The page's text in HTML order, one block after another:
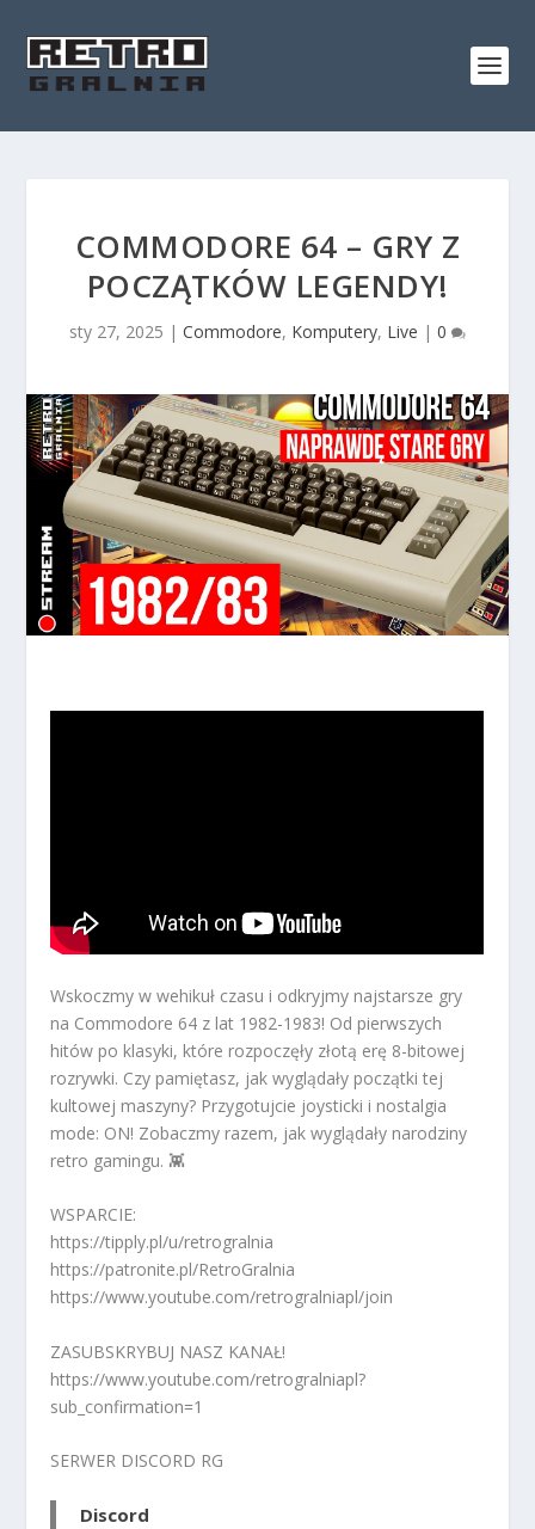
COMMODORE 64 – GRY Z
POCZĄTKÓW LEGENDY!
sty 27, 2025 | Commodore, Komputery, Live | 0
Wskoczmy w wehikuł czasu i odkryjmy najstarsze gry
na Commodore 64 z lat 1982-1983! Od pierwszych
hitów po klasyki, które rozpoczęły złotą erę 8-bitowej
rozrywki. Czy pamiętasz, jak wyglądały początki tej
kultowej maszyny? Przygotujcie joysticki i nostalgia
mode: ON! Zobaczmy razem, jak wyglądały narodziny
retro gamingu. 👾
WSPARCIE:
https://tipply.pl/u/retrogralnia
https://patronite.pl/RetroGralnia
https://www.youtube.com/retrogralniapl/join
ZASUBSKRYBUJ NASZ KANAŁ!
https://www.youtube.com/retrogralniapl?
sub_confirmation=1
SERWER DISCORD RG
Discord